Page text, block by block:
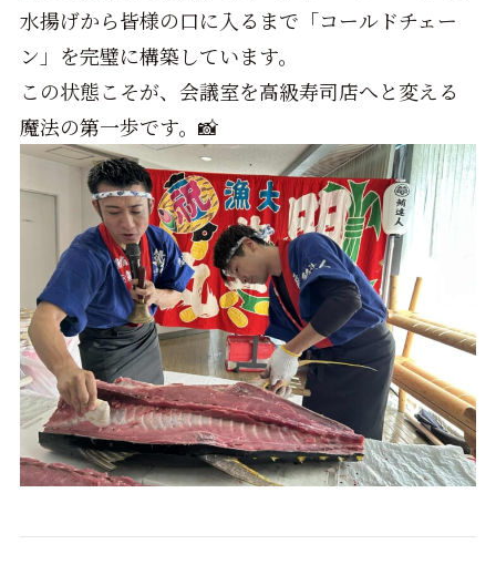
水揚げから皆様の口に入るまで「コールドチェー
ン」を完璧に構築しています。
この状態こそが、会議室を高級寿司店へと変える
魔法の第一歩です。📸